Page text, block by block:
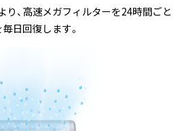
、高速メガフィルターを24時間ごと
日回復します。